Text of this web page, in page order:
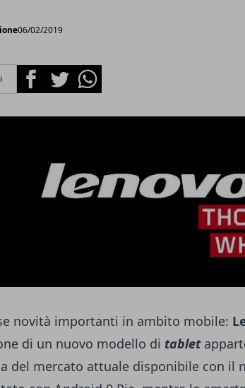
06/02/2019
FacebookTwitterWhatsapp
novità importanti in ambito mobile:
di un nuovo modello di tablet
del mercato attuale disponibile con il